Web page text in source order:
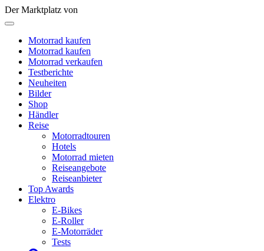
Der Marktplatz von
Motorrad kaufen
Motorrad kaufen
Motorrad verkaufen
Testberichte
Neuheiten
Bilder
Shop
Händler
Reise
Motorradtouren
Hotels
Motorrad mieten
Reiseangebote
Reiseanbieter
Top Awards
Elektro
E-Bikes
E-Roller
E-Motorräder
Tests